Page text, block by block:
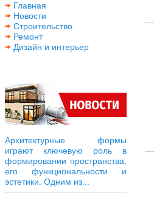
Главная
Новости
Строительство
Ремонт
Дизайн и интерьер
Архитектурные формы
играют ключевую роль в
формировании пространства,
его функциональности и
эстетики. Одним из...